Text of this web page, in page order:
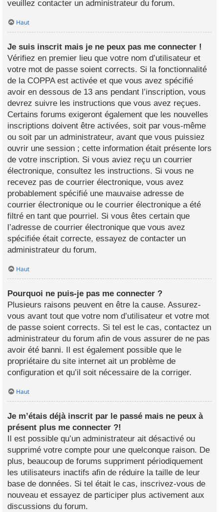
veuillez contacter un administrateur du forum.
Haut
Je suis inscrit mais je ne peux pas me connecter !
Vérifiez en premier lieu que votre nom d’utilisateur et
votre mot de passe soient corrects. Si la fonctionnalité
de la COPPA est activée et que vous avez spécifié
avoir en dessous de 13 ans pendant l’inscription, vous
devrez suivre les instructions que vous avez reçues.
Certains forums exigeront également que les nouvelles
inscriptions doivent être activées, soit par vous-même
ou soit par un administrateur, avant que vous puissiez
ouvrir une session ; cette information était présente lors
de votre inscription. Si vous aviez reçu un courrier
électronique, consultez les instructions. Si vous ne
recevez pas de courrier électronique, vous avez
probablement spécifié une mauvaise adresse de
courrier électronique ou le courrier électronique a été
filtré en tant que pourriel. Si vous êtes certain que
l’adresse de courrier électronique que vous avez
spécifiée était correcte, essayez de contacter un
administrateur du forum.
Haut
Pourquoi ne puis-je pas me connecter ?
Plusieurs raisons peuvent en être la cause. Assurez-
vous avant tout que votre nom d’utilisateur et votre mot
de passe soient corrects. Si tel est le cas, contactez un
administrateur du forum afin de vous assurer de ne pas
avoir été banni. Il est également possible que le
propriétaire du site internet ait un problème de
configuration et qu’il soit nécessaire de la corriger.
Haut
Je m’étais déjà inscrit par le passé mais ne peux à
présent plus me connecter ?!
Il est possible qu’un administrateur ait désactivé ou
supprimé votre compte pour une quelconque raison. De
plus, beaucoup de forums suppriment périodiquement
les utilisateurs inactifs afin de réduire la taille de leur
base de données. Si tel était le cas, inscrivez-vous de
nouveau et essayez de participer plus activement aux
discussions du forum.